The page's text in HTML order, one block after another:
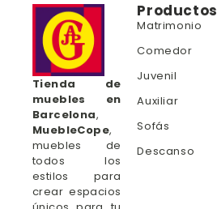
Tienda de
muebles en
Barcelona,
MuebleCope,
muebles de
todos los
estilos para
crear espacios
Productos
Matrimonio
Comedor
Juvenil
Auxiliar
Sofás
Descanso